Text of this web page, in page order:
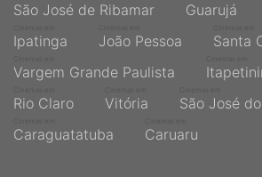
São José de Ribamar Guarujá
Ipatinga João Pessoa Santa
Vargem Grande Paulista
Rio Claro Vitória São José
Caraguatatuba Caruaru